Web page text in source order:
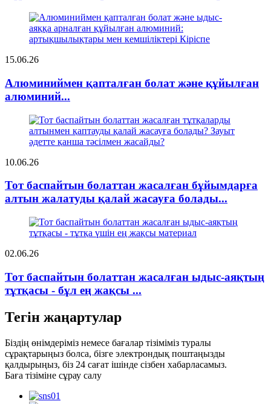
15.06.26
Алюминиймен қапталған болат және құйылған
алюминий...
10.06.26
Тот баспайтын болаттан жасалған бұйымдарға
алтын жалатуды қалай жасауға болады...
02.06.26
Тот баспайтын болаттан жасалған ыдыс-аяқтың
тұтқасы - бұл ең жақсы ...
Тегін жаңартулар
Біздің өнімдеріміз немесе бағалар тізіміміз туралы
сұрақтарыңыз болса, бізге электрондық поштаңызды
қалдырыңыз, біз 24 сағат ішінде сізбен хабарласамыз.
Баға тізіміне сұрау салу